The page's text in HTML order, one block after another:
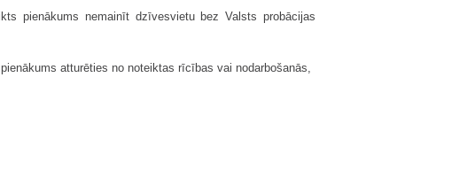
pienākums nemainīt dzīvesvietu bez Valsts probācijas
atturēties no noteiktas rīcības vai nodarbošanās,